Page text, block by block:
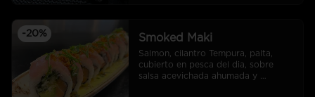
-20% Smoked Maki
Salmon, cilantro Tempura, palta,
cubierto en pesca del dia, sobre
salsa acevichada ahumada y